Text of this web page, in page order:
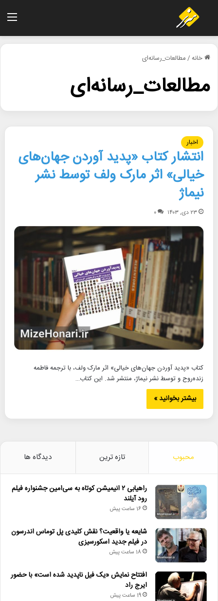
خانه/مطالعات_رسانه‌ای
مطالعات_رسانه‌ای
اخبار
انتشار کتاب «پدید آوردن جهان‌های
خیالی» اثر مارک ولف توسط نشر
نیماژ
۲۳ دی, ۱۴۰۳ ۰
کتاب «پدید آوردن جهان‌های خیالی» اثر مارک ولف، با ترجمه فاطمه
زنده‌روح و توسط نشر نیماژ، منتشر شد. این کتاب…
بیشتر بخوانید »
محبوب تازه ترین دیدگاه ها
راهیابی ۲ انیمیشن کوتاه به سی‌امین جشنواره فیلم
رود آیلند
16 ساعت پیش
شایعه یا واقعیت؟ نقش کلیدی پل توماس اندرسون
در فیلم جدید اسکورسیزی
18 ساعت پیش
افتتاح نمایش «یک فیل ناپدید شده است» با حضور
ایرج راد
19 ساعت پیش